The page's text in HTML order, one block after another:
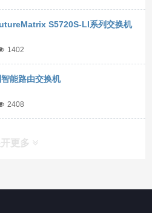
S5720S-LI系列交换机
1402
能路由交换机
2408
开更多